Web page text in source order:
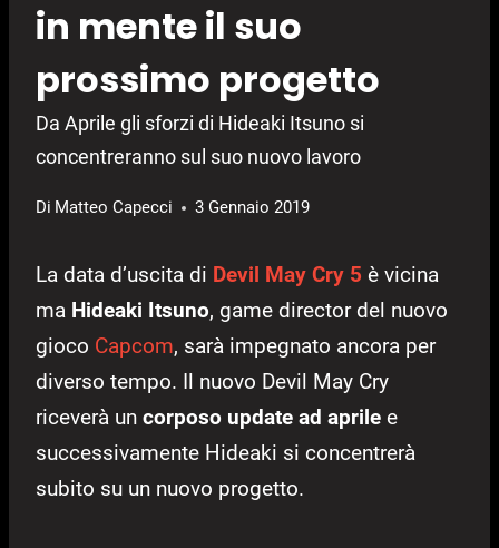
in mente il suo
prossimo progetto
Da Aprile gli sforzi di Hideaki Itsuno si
concentreranno sul suo nuovo lavoro
Di Matteo Capecci 3 Gennaio 2019
La data d’uscita di Devil May Cry 5 è vicina
ma Hideaki Itsuno, game director del nuovo
gioco Capcom, sarà impegnato ancora per
diverso tempo. Il nuovo Devil May Cry
riceverà un corposo update ad aprile e
successivamente Hideaki si concentrerà
subito su un nuovo progetto.